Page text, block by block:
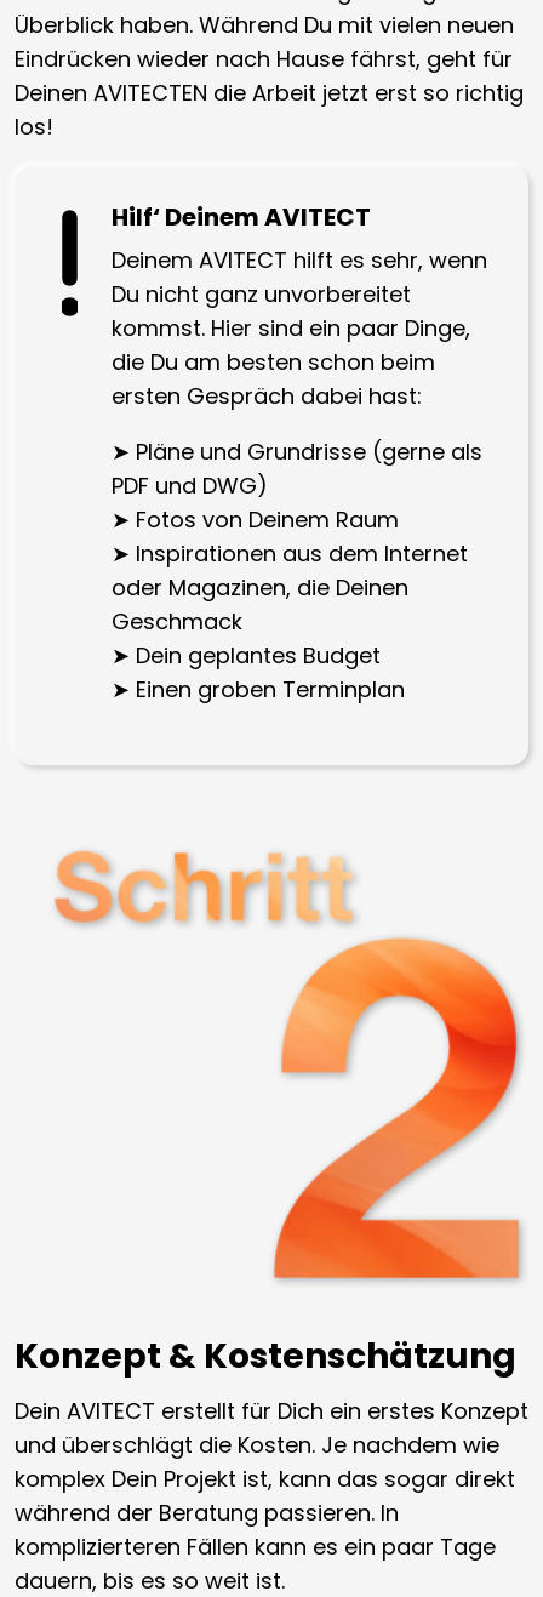
Überblick haben. Während Du mit vielen neuen
Eindrücken wieder nach Hause fährst, geht für
Deinen AVITECTEN die Arbeit jetzt erst so richtig
los!
Hilf‘ Deinem AVITECT
Deinem AVITECT hilft es sehr, wenn
Du nicht ganz unvorbereitet
kommst. Hier sind ein paar Dinge,
die Du am besten schon beim
ersten Gespräch dabei hast:
➤ Pläne und Grundrisse (gerne als
PDF und DWG)
➤ Fotos von Deinem Raum
➤ Inspirationen aus dem Internet
oder Magazinen, die Deinen
Geschmack
➤ Dein geplantes Budget
➤ Einen groben Terminplan
Konzept & Kostenschätzung
Dein AVITECT erstellt für Dich ein erstes Konzept
und überschlägt die Kosten. Je nachdem wie
komplex Dein Projekt ist, kann das sogar direkt
während der Beratung passieren. In
komplizierteren Fällen kann es ein paar Tage
dauern, bis es so weit ist.